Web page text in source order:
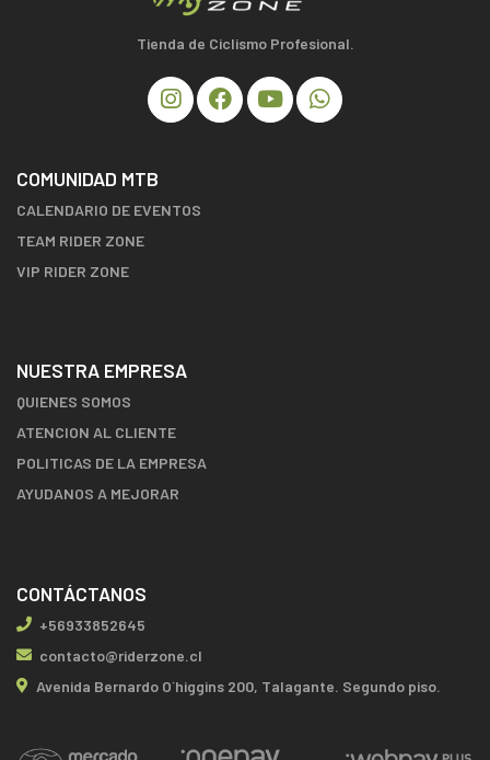
Tienda de Ciclismo Profesional.
COMUNIDAD MTB
CALENDARIO DE EVENTOS
TEAM RIDER ZONE
VIP RIDER ZONE
NUESTRA EMPRESA
QUIENES SOMOS
ATENCION AL CLIENTE
POLITICAS DE LA EMPRESA
AYUDANOS A MEJORAR
CONTÁCTANOS
+56933852645
contacto@riderzone.cl
Avenida Bernardo O´higgins 200, Talagante. Segundo piso.